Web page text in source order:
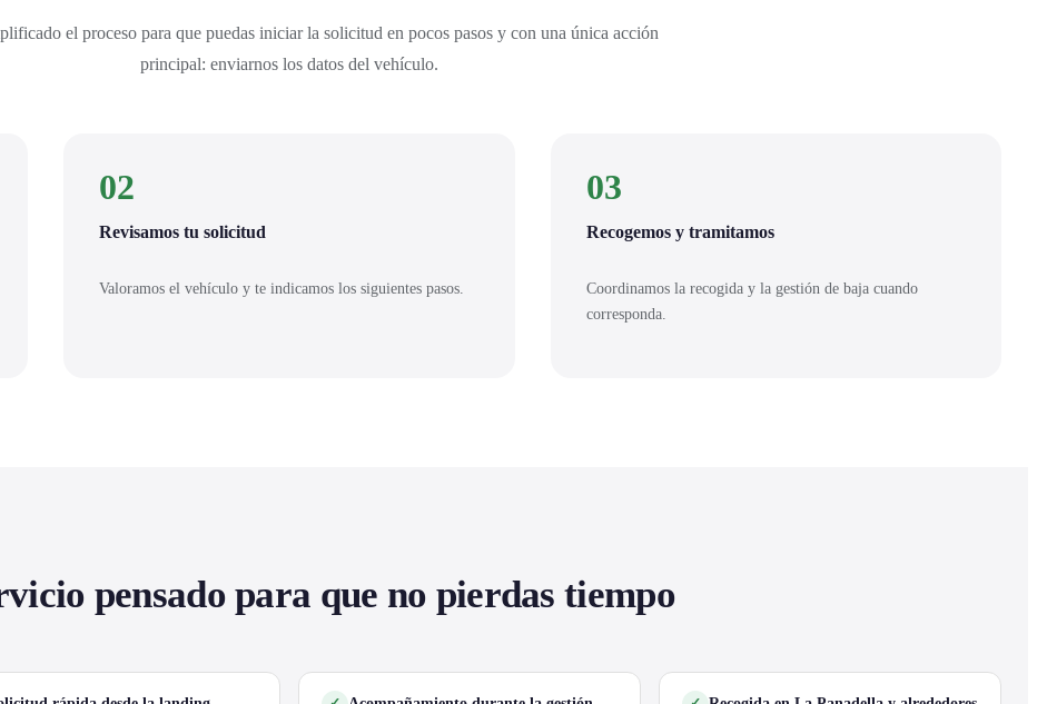
el proceso para que puedas iniciar la solicitud en pocos pasos y con una única acción
principal: enviarnos los datos del vehículo.
02
Revisamos tu solicitud
Valoramos el vehículo y te indicamos los siguientes pasos.
03
Recogemos y tramitamos
Coordinamos la recogida y la gestión de baja cuando
corresponda.
pensado para que no pierdas tiempo